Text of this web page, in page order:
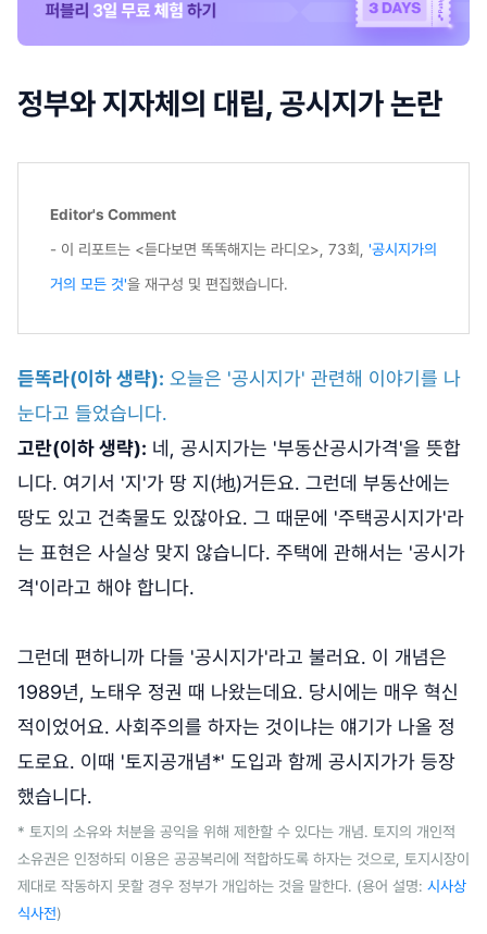
정부와 지자체의 대립, 공시지가 논란
Editor's Comment
- 이 리포트는 <듣다보면 똑똑해지는 라디오>, 73회, '공시지가의
거의 모든 것'을 재구성 및 편집했습니다.
듣똑라(이하 생략): 오늘은 '공시지가' 관련해 이야기를 나
눈다고 들었습니다.
고란(이하 생략): 네, 공시지가는 '부동산공시가격'을 뜻합
니다. 여기서 '지'가 땅 지(地)거든요. 그런데 부동산에는
땅도 있고 건축물도 있잖아요. 그 때문에 '주택공시지가'라
는 표현은 사실상 맞지 않습니다. 주택에 관해서는 '공시가
격'이라고 해야 합니다.
그런데 편하니까 다들 '공시지가'라고 불러요. 이 개념은
1989년, 노태우 정권 때 나왔는데요. 당시에는 매우 혁신
적이었어요. 사회주의를 하자는 것이냐는 얘기가 나올 정
도로요. 이때 '토지공개념*' 도입과 함께 공시지가가 등장
했습니다.
* 토지의 소유와 처분을 공익을 위해 제한할 수 있다는 개념. 토지의 개인적
소유권은 인정하되 이용은 공공복리에 적합하도록 하자는 것으로, 토지시장이
제대로 작동하지 못할 경우 정부가 개입하는 것을 말한다. (용어 설명: 시사상
식사전)